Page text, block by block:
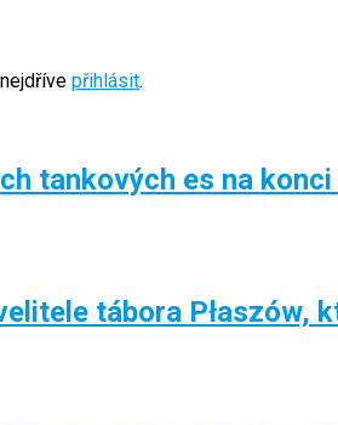
přihlásit.
tankových es na
tábora Płaszów,